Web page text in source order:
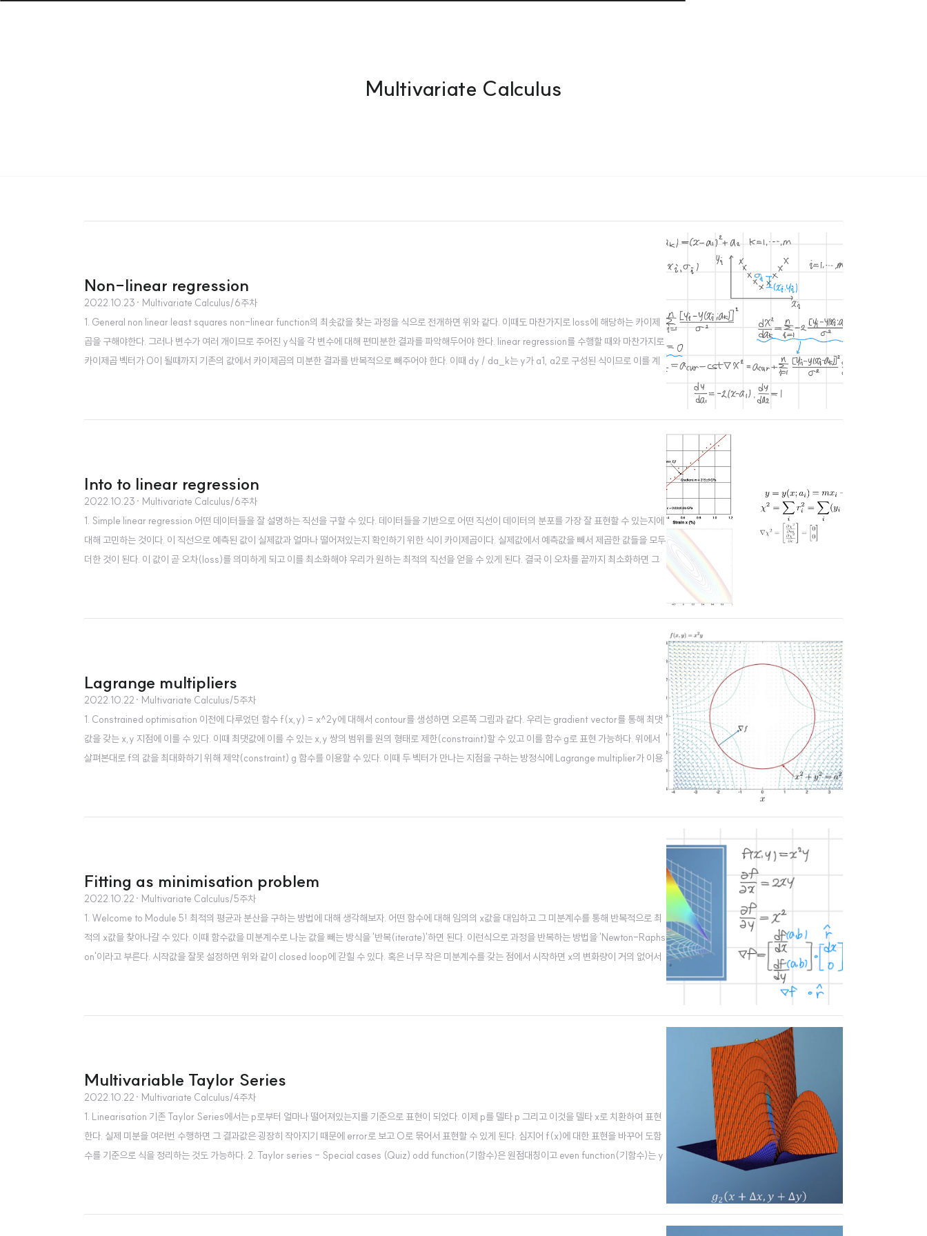
Multivariate Calculus
Non-linear regression
2022.10.23 · Multivariate Calculus/6주차
1. General non linear least squares non-linear function의 최솟값을 찾는 과정을 식으로 전개하면 위와 같다. 이때도 마찬가지로 loss에 해당하는 카이제
곱을 구해야한다. 그러나 변수가 여러 개이므로 주어진 y식을 각 변수에 대해 편미분한 결과를 파악해두어야 한다. linear regression를 수행할 때와 마찬가지로
카이제곱 벡터가 0이 될때까지 기존의 값에서 카이제곱의 미분한 결과를 반복적으로 빼주어야 한다. 이때 dy / da_k는 y가 a1, a2로 구성된 식이므로 이를 계
Into to linear regression
2022.10.23 · Multivariate Calculus/6주차
1. Simple linear regression 어떤 데이터들을 잘 설명하는 직선을 구할 수 있다. 데이터들을 기반으로 어떤 직선이 데이터의 분포를 가장 잘 표현할 수 있는지에
대해 고민하는 것이다. 이 직선으로 예측된 값이 실제값과 얼마나 떨어져있는지 확인하기 위한 식이 카이제곱이다. 실제값에서 예측값을 빼서 제곱한 값들을 모두
더한 것이 된다. 이 값이 곧 오차(loss)를 의미하게 되고 이를 최소화해야 우리가 원하는 최적의 직선을 얻을 수 있게 된다. 결국 이 오차를 끝까지 최소화하면 그
Lagrange multipliers
2022.10.22 · Multivariate Calculus/5주차
1. Constrained optimisation 이전에 다루었던 함수 f(x,y) = x^2y에 대해서 contour를 생성하면 오른쪽 그림과 같다. 우리는 gradient vector를 통해 최댓
값을 갖는 x,y 지점에 이를 수 있다. 이때 최댓값에 이를 수 있는 x,y 쌍의 범위를 원의 형태로 제한(constraint)할 수 있고 이를 함수 g로 표현 가능하다. 위에서
살펴본대로 f의 값을 최대화하기 위해 제약(constraint) g 함수를 이용할 수 있다. 이때 두 벡터가 만나는 지점을 구하는 방정식에 Lagrange multiplier가 이용
Fitting as minimisation problem
2022.10.22 · Multivariate Calculus/5주차
1. Welcome to Module 5! 최적의 평균과 분산을 구하는 방법에 대해 생각해보자. 어떤 함수에 대해 임의의 x값을 대입하고 그 미분계수를 통해 반복적으로 최
적의 x값을 찾아나갈 수 있다. 이때 함수값을 미분계수로 나눈 값을 빼는 방식을 '반복(iterate)'하면 된다. 이런식으로 과정을 반복하는 방법을 'Newton-Raphs
on'이라고 부른다. 시작값을 잘못 설정하면 위와 같이 closed loop에 갇힐 수 있다. 혹은 너무 작은 미분계수를 갖는 점에서 시작하면 x의 변화량이 거의 없어서
Multivariable Taylor Series
2022.10.22 · Multivariate Calculus/4주차
1. Linearisation 기존 Taylor Series에서는 p로부터 얼마나 떨어져있는지를 기준으로 표현이 되었다. 이제 p를 델타 p 그리고 이것을 델타 x로 치환하여 표현
한다. 실제 미분을 여러번 수행하면 그 결과값은 굉장히 작아지기 때문에 error로 보고 O로 묶어서 표현할 수 있게 된다. 심지어 f(x)에 대한 표현을 바꾸어 도함
수를 기준으로 식을 정리하는 것도 가능하다. 2. Taylor series - Special cases (Quiz) odd function(기함수)은 원점대칭이고 even function(기함수)는 y